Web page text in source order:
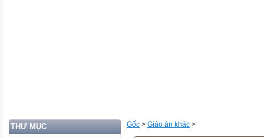
THƯ MỤC Gốc > Giáo án khác >